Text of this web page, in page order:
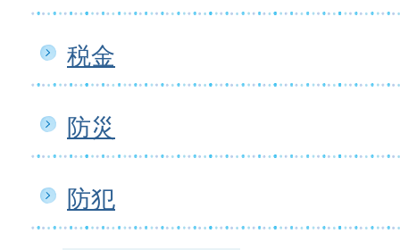
税金
防災
防犯